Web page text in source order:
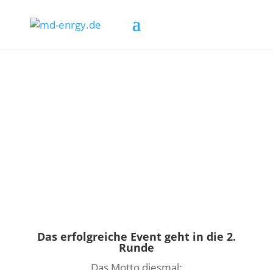
Das erfolgreiche Event geht in die 2.
Runde